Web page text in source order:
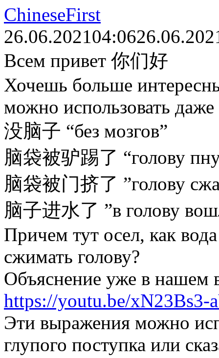
ChineseFirst
26.06.202104:06
Всем привет 你们好
Хочешь больше
можно использовать даже
没脑子 “без мозгов”
脑袋被驴踢了 “голову
脑袋被门挤了 ”голову
脑子进水了 ”в голову
Причем тут осел, как
сжимать голову?
Объяснение уже в нашем
https://youtu.be/xN23Bs3-
Эти выражения можно
глупого поступка или